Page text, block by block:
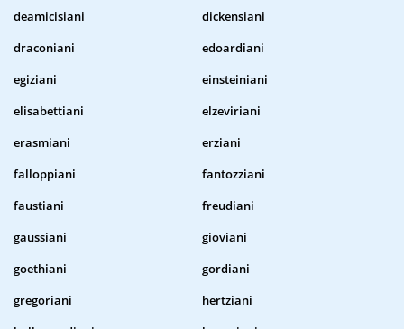
deamicisiani
dickensiani
draconiani
edoardiani
egiziani
einsteiniani
elisabettiani
elzeviriani
erasmiani
erziani
falloppiani
fantozziani
faustiani
freudiani
gaussiani
gioviani
goethiani
gordiani
gregoriani
hertziani